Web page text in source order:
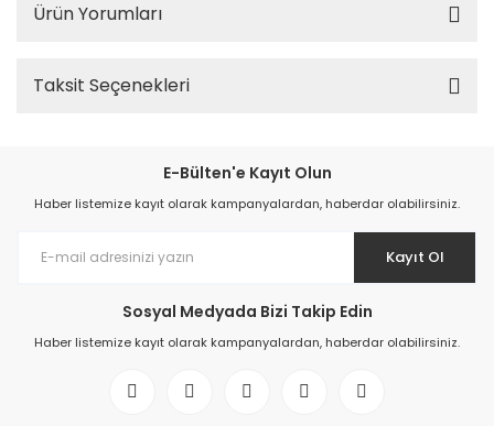
Ürün Yorumları
Taksit Seçenekleri
E-Bülten'e Kayıt Olun
Haber listemize kayıt olarak kampanyalardan, haberdar olabilirsiniz.
Kayıt Ol
Sosyal Medyada Bizi Takip Edin
Haber listemize kayıt olarak kampanyalardan, haberdar olabilirsiniz.